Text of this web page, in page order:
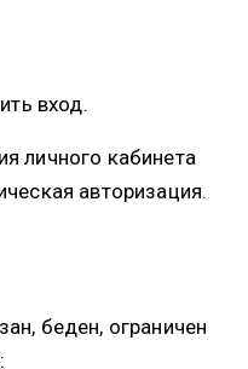
вход.
личного кабинета
авторизация.
беден, ограничен